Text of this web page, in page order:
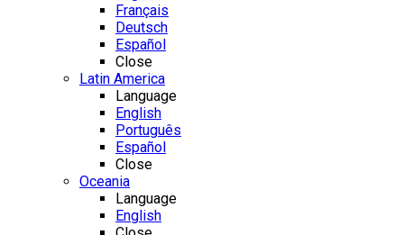
Français
Deutsch
Español
Close
Latin America
Language
English
Português
Español
Close
Oceania
Language
English